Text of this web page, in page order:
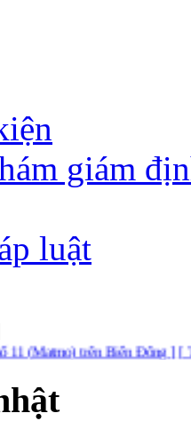
giám
luật
trên Biển Đông ] [ Tuyên